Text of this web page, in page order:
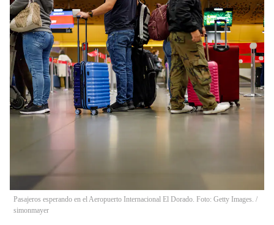
Pasajeros esperando en el Aeropuerto Internacional El Dorado. Foto: Getty Images. /
simonmayer